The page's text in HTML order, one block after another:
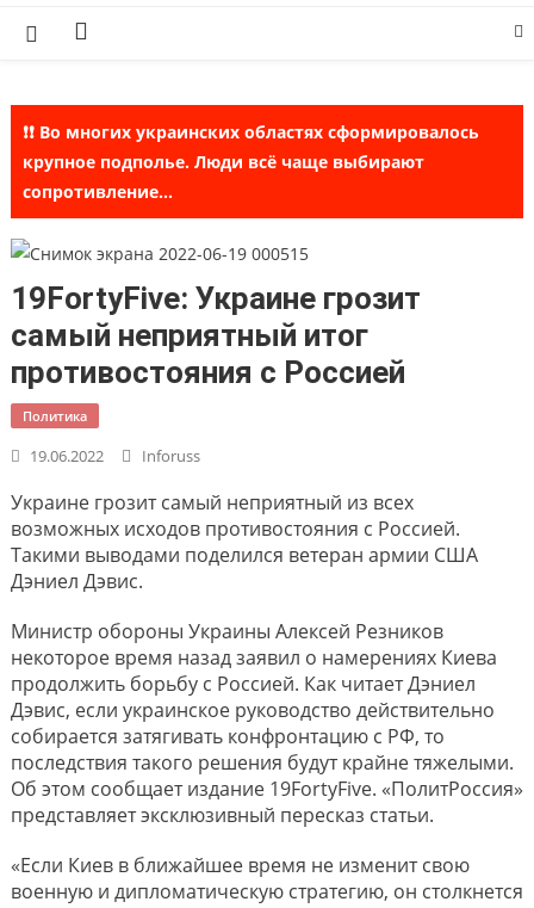
❗❗ Во многих украинских областях сформировалось
крупное подполье. Люди всё чаще выбирают
сопротивление...
19FortyFive: Украине грозит
самый неприятный итог
противостояния с Россией
Политика
19.06.2022 Inforuss
Украине грозит самый неприятный из всех
возможных исходов противостояния с Россией.
Такими выводами поделился ветеран армии США
Дэниел Дэвис.
Министр обороны Украины Алексей Резников
некоторое время назад заявил о намерениях Киева
продолжить борьбу с Россией. Как читает Дэниел
Дэвис, если украинское руководство действительно
собирается затягивать конфронтацию с РФ, то
последствия такого решения будут крайне тяжелыми.
Об этом сообщает издание 19FortyFive. «ПолитРоссия»
представляет эксклюзивный пересказ статьи.
«Если Киев в ближайшее время не изменит свою
военную и дипломатическую стратегию, он столкнется